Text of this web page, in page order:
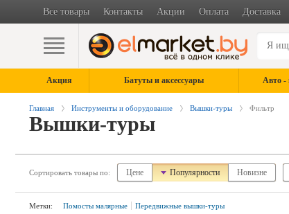
Все товары Контакты Акции Оплата Доставка
Акция Батуты и аксессуары Авто -
Главная Инструменты и оборудование Вышки-туры Фильтр
Вышки-туры
Сортировать товары по: Цене Популярности Новизне
Метки: Помосты малярные Передвижные вышки-туры